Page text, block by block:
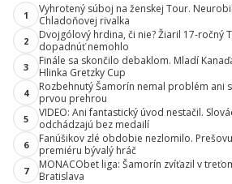
1
Vyhrotený súboj na ženskej Tour.
Chladoňovej rivalka
2
Dvojgólový hrdina, či nie? Žiaril 17-ročný
dopadnúť nemohlo
3
Finále sa skončilo debaklom. Mladí
Hlinka Gretzky Cup
4
Rozbehnutý Šamorín nemal problém ani
prvou prehrou
5
VIDEO: Ani fantastický úvod nestačil.
odchádzajú bez medailí
6
Fanúšikov zlé obdobie nezlomilo.
premiéru bývalý hráč
7
MONACObet liga: Šamorín zvíťazil v
Bratislava